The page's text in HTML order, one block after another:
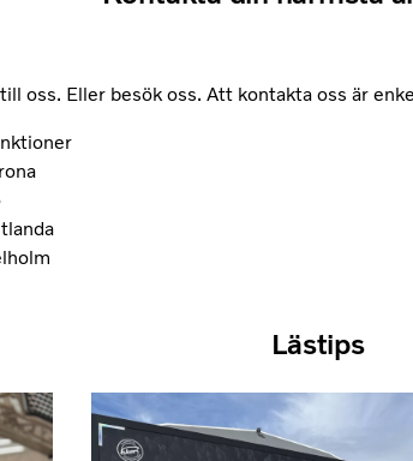
oss. Eller besök oss. Att kontakta oss är
Lästips